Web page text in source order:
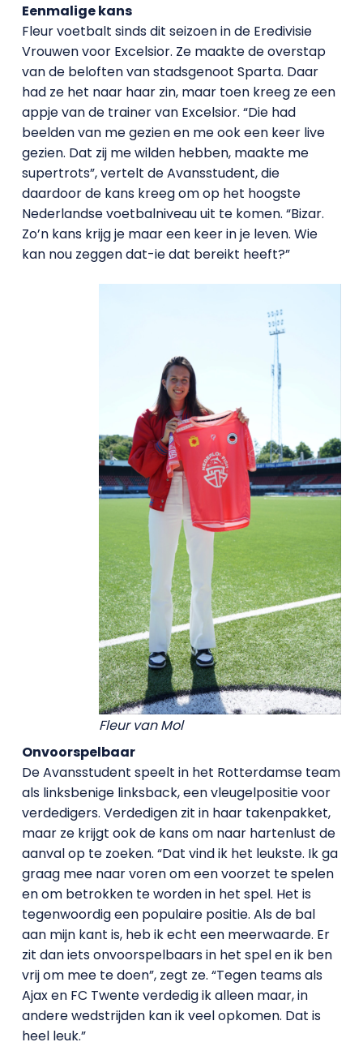
Eenmalige kans
Fleur voetbalt sinds dit seizoen in de Eredivisie
Vrouwen voor Excelsior. Ze maakte de overstap
van de beloften van stadsgenoot Sparta. Daar
had ze het naar haar zin, maar toen kreeg ze een
appje van de trainer van Excelsior. “Die had
beelden van me gezien en me ook een keer live
gezien. Dat zij me wilden hebben, maakte me
supertrots”, vertelt de Avansstudent, die
daardoor de kans kreeg om op het hoogste
Nederlandse voetbalniveau uit te komen. “Bizar.
Zo’n kans krijg je maar een keer in je leven. Wie
kan nou zeggen dat-ie dat bereikt heeft?”
Fleur van Mol
Onvoorspelbaar
De Avansstudent speelt in het Rotterdamse team
als linksbenige linksback, een vleugelpositie voor
verdedigers. Verdedigen zit in haar takenpakket,
maar ze krijgt ook de kans om naar hartenlust de
aanval op te zoeken. “Dat vind ik het leukste. Ik ga
graag mee naar voren om een voorzet te spelen
en om betrokken te worden in het spel. Het is
tegenwoordig een populaire positie. Als de bal
aan mijn kant is, heb ik echt een meerwaarde. Er
zit dan iets onvoorspelbaars in het spel en ik ben
vrij om mee te doen”, zegt ze. “Tegen teams als
Ajax en FC Twente verdedig ik alleen maar, in
andere wedstrijden kan ik veel opkomen. Dat is
heel leuk.”